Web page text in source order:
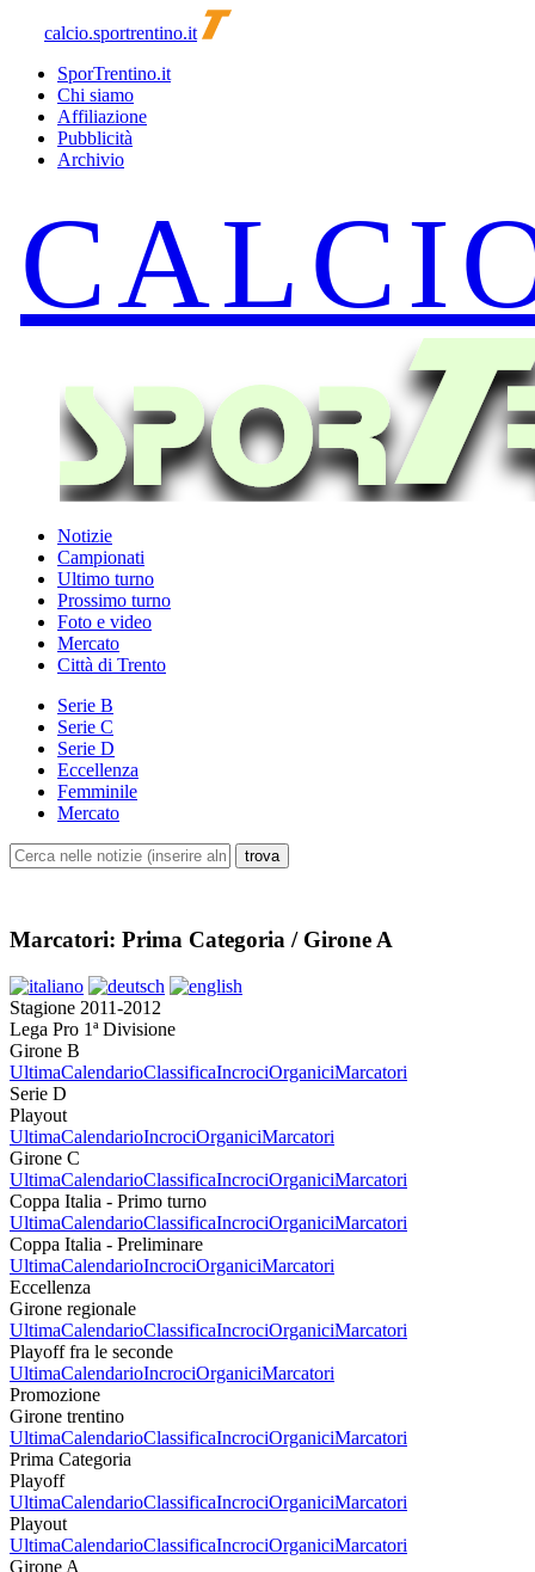
calcio.sportrentino.it
SporTrentino.it
Chi siamo
Affiliazione
Pubblicità
Archivio
Notizie
Campionati
Ultimo turno
Prossimo turno
Foto e video
Mercato
Città di Trento
Serie B
Serie C
Serie D
Eccellenza
Femminile
Mercato
Marcatori: Prima Categoria / Girone A
Stagione 2011-2012
Lega Pro 1ª Divisione
Girone B
UltimaCalendarioClassificaIncrociOrganiciMarcatori
Serie D
Playout
UltimaCalendarioIncrociOrganiciMarcatori
Girone C
UltimaCalendarioClassificaIncrociOrganiciMarcatori
Coppa Italia - Primo turno
UltimaCalendarioClassificaIncrociOrganiciMarcatori
Coppa Italia - Preliminare
UltimaCalendarioIncrociOrganiciMarcatori
Eccellenza
Girone regionale
UltimaCalendarioClassificaIncrociOrganiciMarcatori
Playoff fra le seconde
UltimaCalendarioIncrociOrganiciMarcatori
Promozione
Girone trentino
UltimaCalendarioClassificaIncrociOrganiciMarcatori
Prima Categoria
Playoff
UltimaCalendarioClassificaIncrociOrganiciMarcatori
Playout
UltimaCalendarioClassificaIncrociOrganiciMarcatori
Girone A